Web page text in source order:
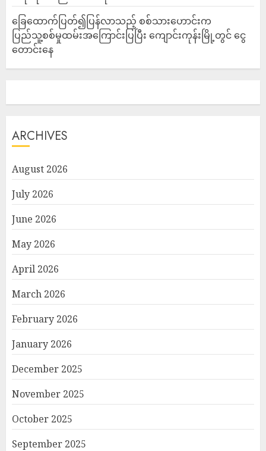
ခြေထောက်ပြတ်၍ပြန်လာသည့် စစ်သားဟောင်းက
ပြည်သူ့စစ်မှုထမ်းအကြောင်းပြပြီး ကျောင်းကုန်းမြို့တွင် ငွေ
တောင်းနေ
ARCHIVES
August 2026
July 2026
June 2026
May 2026
April 2026
March 2026
February 2026
January 2026
December 2025
November 2025
October 2025
September 2025